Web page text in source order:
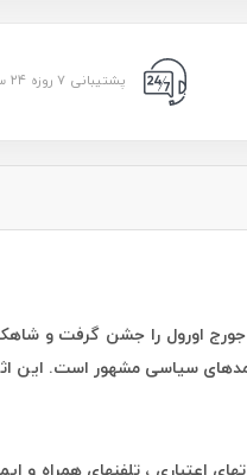
پشتیبانی ۷ روزه ۲۴ ساعته
سیاسی مشهور است. این